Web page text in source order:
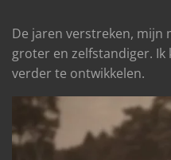
De jaren verstreken, mijn
groter en zelfstandiger. Ik
verder te ontwikkelen.